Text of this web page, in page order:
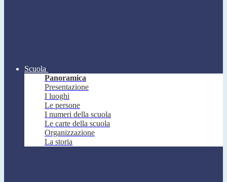
Scuola
Panoramica
Presentazione
I luoghi
Le persone
I numeri della scuola
Le carte della scuola
Organizzazione
La storia